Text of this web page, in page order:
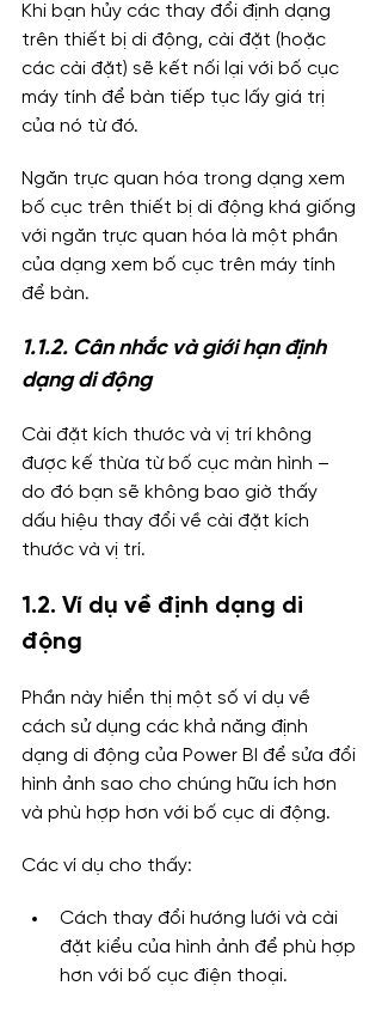
Khi bạn hủy các thay đổi định dạng
trên thiết bị di động, cài đặt (hoặc
các cài đặt) sẽ kết nối lại với bố cục
máy tính để bàn tiếp tục lấy giá trị
của nó từ đó.
Ngăn trực quan hóa trong dạng xem
bố cục trên thiết bị di động khá giống
với ngăn trực quan hóa là một phần
của dạng xem bố cục trên máy tính
để bàn.
1.1.2. Cân nhắc và giới hạn định
dạng di động
Cài đặt kích thước và vị trí không
được kế thừa từ bố cục màn hình –
do đó bạn sẽ không bao giờ thấy
dấu hiệu thay đổi về cài đặt kích
thước và vị trí.
1.2. Ví dụ về định dạng di
động
Phần này hiển thị một số ví dụ về
cách sử dụng các khả năng định
dạng di động của Power BI để sửa đổi
hình ảnh sao cho chúng hữu ích hơn
và phù hợp hơn với bố cục di động.
Các ví dụ cho thấy:
Cách thay đổi hướng lưới và cài
đặt kiểu của hình ảnh để phù hợp
hơn với bố cục điện thoại.